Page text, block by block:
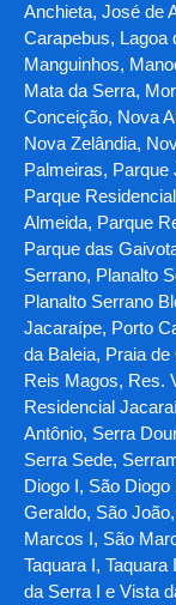
Anchieta, José de
Carapebus, Lagoa
Manguinhos,
Mata da Serra,
Conceição, Nova
Nova Zelândia,
Palmeiras, Parque
Parque
Almeida, Parque
Parque das
Serrano, Planalto
Planalto Serrano
Jacaraípe, Porto
da Baleia, Praia
Reis Magos, Res.
Residencial
Antônio, Serra
Serra Sede,
Diogo I, São
Geraldo, São
Marcos I, São
Taquara I,
da Serra I e Vista